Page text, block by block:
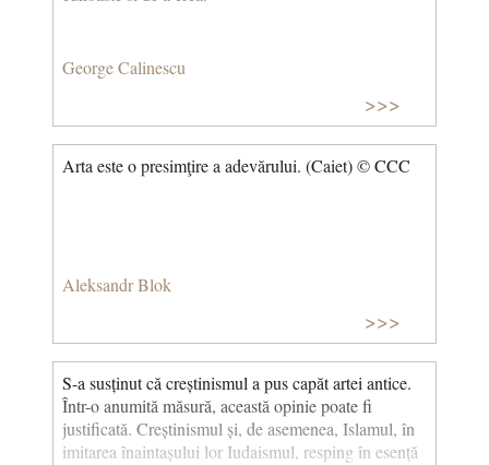
George Calinescu
>>>
Arta este o presimţire a adevărului. (Caiet) © CCC
Aleksandr Blok
>>>
S-a susținut că creștinismul a pus capăt artei antice.
Într-o anumită măsură, această opinie poate fi
justificată. Creștinismul și, de asemenea, Islamul, în
imitarea înaintașului lor Iudaismul, resping în esență